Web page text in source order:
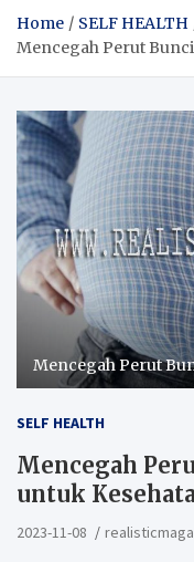
Home
SELF HEALTH
Mencegah Perut
Mencegah Perut
SELF HEALTH
Mencegah
untuk
2023-11-08